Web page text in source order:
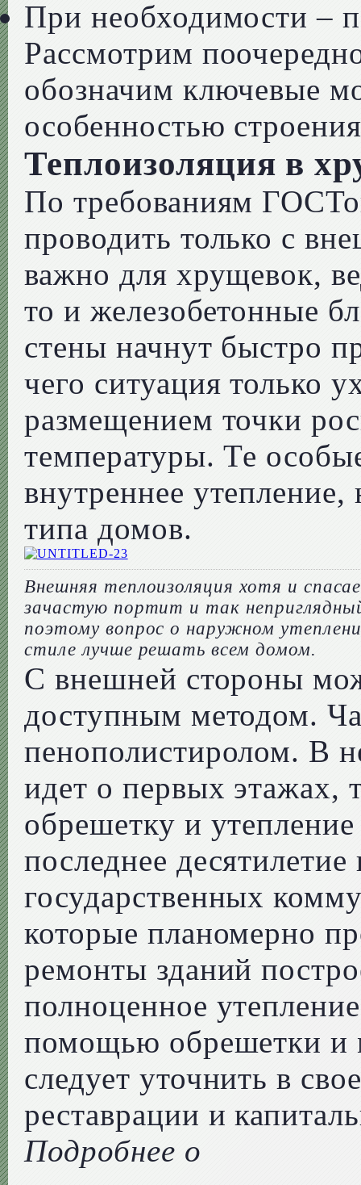
При необходимости –
Рассмотрим
обозначим ключевые
особенностью
Теплоизоляция в
По требованиям
проводить только с
важно для хрущевок,
то и железобетонные
стены начнут быстро
чего ситуация только
размещением точки
температуры. Те
внутреннее
типа домов.
Внешняя теплоизоляция хотя и
зачастую портит и так
поэтому вопрос о наружном
стиле лучше решать всем домом.
С внешней стороны
доступным методом.
пенополистиролом. В
идет о первых этажах,
обрешетку и
последнее
государственных
которые планомерно
ремонты зданий
полноценное
помощью обрешетки и
следует уточнить в
реставрации и
Подробнее о